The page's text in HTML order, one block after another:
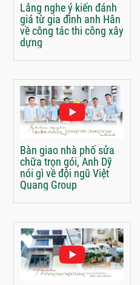
Lắng nghe ý kiến đánh
giá từ gia đình anh Hân
về công tác thi công xây
dựng
Bàn giao nhà phố sửa
chữa trọn gói, Anh Dỹ
nói gì về đội ngũ Việt
Quang Group